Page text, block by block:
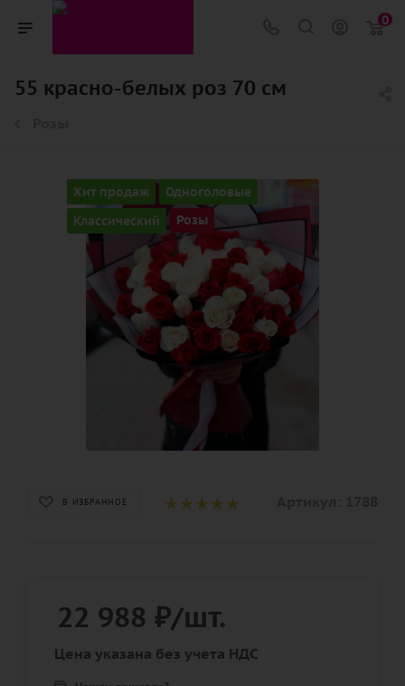
0
55 красно-белых роз 70 см
Хит продаж
Одноголовые
Классический
Розы
В ИЗБРАННОЕ
22 988 ₽/шт.
Цена указана без учета НДС